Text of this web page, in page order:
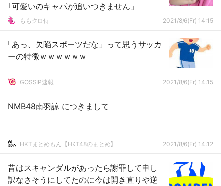
｢可愛いのキャパが追いつきません」
ももクロ侍 2021/8/6(Fr) 14:15
「あっ、欠陥スポーツだな」って思うサッカ
ーの特徴ｗｗｗｗｗｗ
GOSSIP速報 2021/8/6(Fr) 14:15
NMB48南羽諒 につきまして
HKTまとめもん【HKT48のまとめ】 2021/8/6(Fr) 14:12
昔はスキャンダルがあったら謝罪して申し
訳なさそうにしてたのに今は開き直りや逆